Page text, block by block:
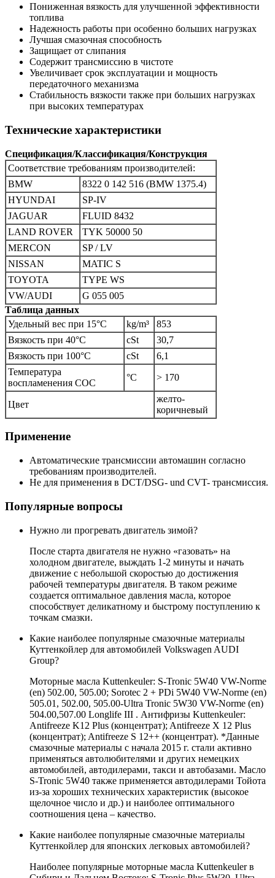
Пониженная вязкость для улучшенной эффективности
топлива
Надежность работы при особенно больших нагрузках
Лучшая смазочная способность
Защищает от слипания
Содержит трансмиссию в чистоте
Увеличивает срок эксплуатации и мощность
передаточного механизма
Стабильность вязкости также при больших нагрузках
при высоких температурах
Технические характеристики
Спецификация/Классификация/Конструкция
Соответствие требованиям производителей:
BMW
8322 0 142 516 (BMW 1375.4)
HYUNDAI
SP-IV
JAGUAR
FLUID 8432
LAND ROVER
TYK 50000 50
MERCON
SP / LV
NISSAN
MATIC S
TOYOTA
TYPE WS
VW/AUDI
G 055 005
Таблица данных
Удельный вес при 15°C
kg/m³
853
Вязкость при 40°C
cSt
30,7
Вязкость при 100°C
cSt
6,1
Температура
воспламенения COC
°C > 170
Цвет
желто-
коричневый
Применение
Автоматические трансмиссии автомашин согласно
требованиям производителей.
Не для применения в DCT/DSG- und CVT- трансмиссия.
Популярные вопросы
Нужно ли прогревать двигатель зимой?
После старта двигателя не нужно «газовать» на
холодном двигателе, выждать 1-2 минуты и начать
движение с небольшой скоростью до достижения
рабочей температуры двигателя. В таком режиме
создается оптимальное давления масла, которое
способствует деликатному и быстрому поступлению к
точкам смазки.
Какие наиболее популярные смазочные материалы
Куттенкойлер для автомобилей Volkswagen AUDI
Group?
Моторные масла Kuttenkeuler: S-Tronic 5W40 VW-Norme
(en) 502.00, 505.00; Sorotec 2 + PDi 5W40 VW-Norme (en)
505.01, 502.00, 505.00-Ultra Tronic 5W30 VW-Norme (en)
504.00,507.00 Longlife III . Антифризы Kuttenkeuler:
Antifreeze K12 Plus (концентрат); Antifreeze X 12 Plus
(концентрат); Antifreeze S 12++ (концентрат). *Данные
смазочные материалы с начала 2015 г. стали активно
применяться автолюбителями и других немецких
автомобилей, автодилерами, такси и автобазами. Масло
S-Tronic 5W40 также применяется автодилерами Тойота
из-за хороших технических характеристик (высокое
щелочное число и др.) и наиболее оптимального
соотношения цена – качество.
Какие наиболее популярные смазочные материалы
Куттенкойлер для японских легковых автомобилей?
Наиболее популярные моторные масла Kuttenkeuler в